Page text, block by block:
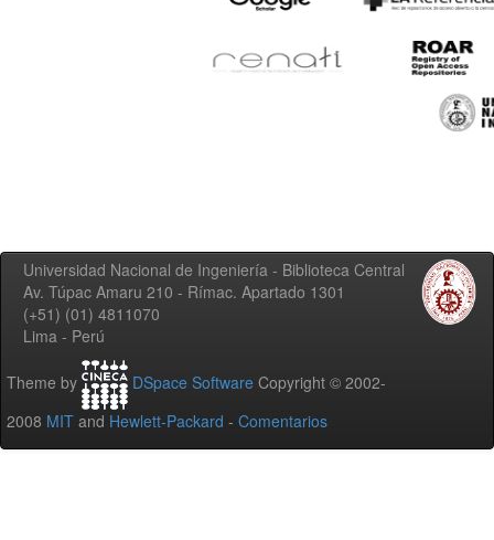
Universidad Nacional de Ingeniería - Biblioteca Central
Av. Túpac Amaru 210 - Rímac. Apartado 1301
(+51) (01) 4811070
Lima - Perú
Theme by DSpace Software Copyright © 2002-
2008 MIT and Hewlett-Packard - Comentarios